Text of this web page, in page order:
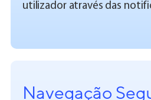
utilizador através das
Navegação